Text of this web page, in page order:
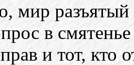
мир разъятый
в смятенье
и тот, кто